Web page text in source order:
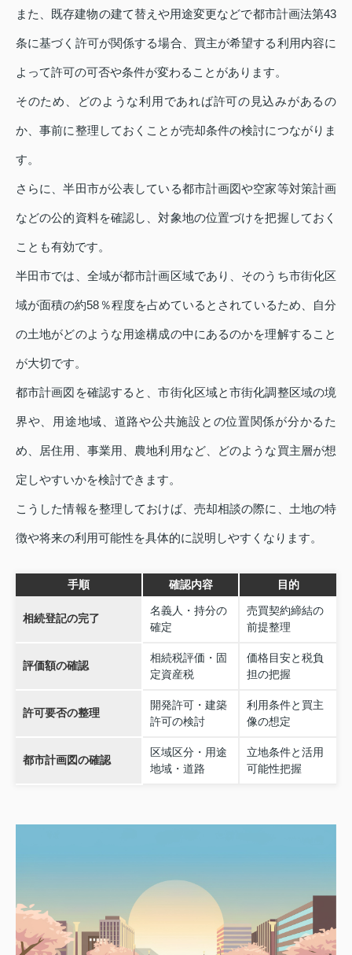
また、既存建物の建て替えや用途変更などで都市計画法第43
条に基づく許可が関係する場合、買主が希望する利用内容に
よって許可の可否や条件が変わることがあります。
そのため、どのような利用であれば許可の見込みがあるの
か、事前に整理しておくことが売却条件の検討につながりま
す。
さらに、半田市が公表している都市計画図や空家等対策計画
などの公的資料を確認し、対象地の位置づけを把握しておく
ことも有効です。
半田市では、全域が都市計画区域であり、そのうち市街化区
域が面積の約58％程度を占めているとされているため、自分
の土地がどのような用途構成の中にあるのかを理解すること
が大切です。
都市計画図を確認すると、市街化区域と市街化調整区域の境
界や、用途地域、道路や公共施設との位置関係が分かるた
め、居住用、事業用、農地利用など、どのような買主層が想
定しやすいかを検討できます。
こうした情報を整理しておけば、売却相談の際に、土地の特
徴や将来の利用可能性を具体的に説明しやすくなります。
手順 確認内容 目的
相続登記の完了
名義人・持分の
確定
売買契約締結の
前提整理
評価額の確認
相続税評価・固
定資産税
価格目安と税負
担の把握
許可要否の整理
開発許可・建築
許可の検討
利用条件と買主
像の想定
都市計画図の確認
区域区分・用途
地域・道路
立地条件と活用
可能性把握